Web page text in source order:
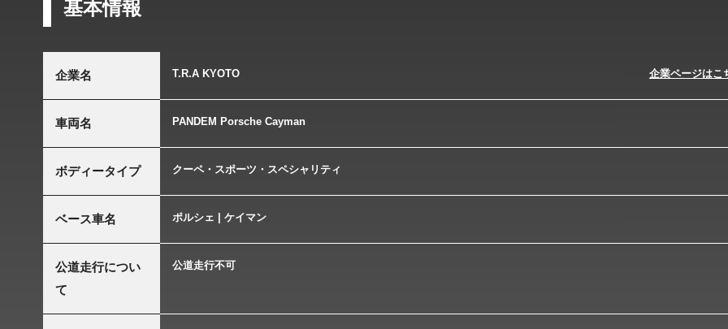
基本情報
企業名 T.R.A KYOTO 企業ページはこ
車両名 PANDEM Porsche Cayman
ボディータイプ クーペ・スポーツ・スペシャリティ
ベース車名 ポルシェ | ケイマン
公道走行につい
て
公道走行不可